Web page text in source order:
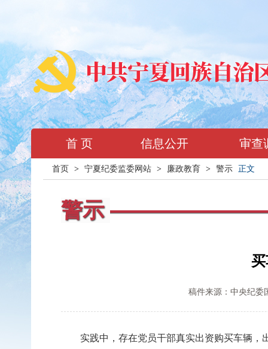
首 页 信息公开 审查
首页 > 宁夏纪委监委网站 > 廉政教育 > 警示 正文
警示
稿件来源：中央纪委
实践中，存在党员干部真实出资购买车辆，出